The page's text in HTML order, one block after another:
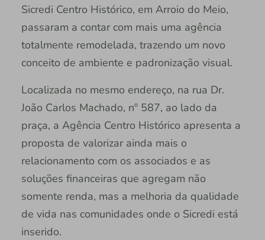
Sicredi Centro Histórico, em Arroio do Meio,
passaram a contar com mais uma agência
totalmente remodelada, trazendo um novo
conceito de ambiente e padronização visual.
Localizada no mesmo endereço, na rua Dr.
João Carlos Machado, nº 587, ao lado da
praça, a Agência Centro Histórico apresenta a
proposta de valorizar ainda mais o
relacionamento com os associados e as
soluções financeiras que agregam não
somente renda, mas a melhoria da qualidade
de vida nas comunidades onde o Sicredi está
inserido.